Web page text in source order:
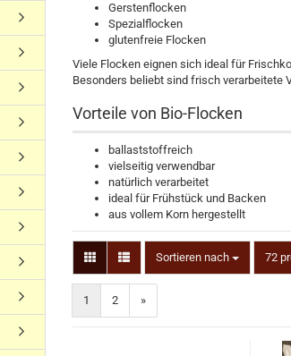
Gerstenflocken
Spezialflocken
glutenfreie Flocken
Viele Flocken eignen sich ideal für
Besonders beliebt sind frisch verarbeitete
Vorteile von Bio-Flocken
ballaststoffreich
vielseitig verwendbar
natürlich verarbeitet
ideal für Frühstück und Backen
aus vollem Korn hergestellt
Sortieren nach 72
1 2 »